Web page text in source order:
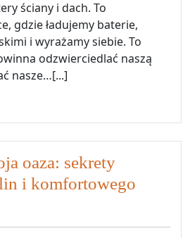
ściany i dach. To
gdzie ładujemy baterie,
i wyrażamy siebie. To
odzwierciedlać naszą
nasze…[...]
oaza: sekrety
i komfortowego